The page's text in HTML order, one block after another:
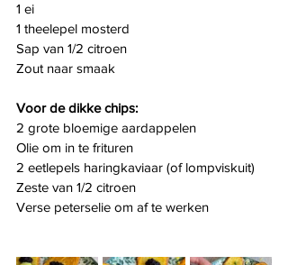
1 ei
1 theelepel mosterd
Sap van 1/2 citroen
Zout naar smaak
Voor de dikke chips:
2 grote bloemige aardappelen
Olie om in te frituren
2 eetlepels haringkaviaar (of lompviskuit)
Zeste van 1/2 citroen
Verse peterselie om af te werken